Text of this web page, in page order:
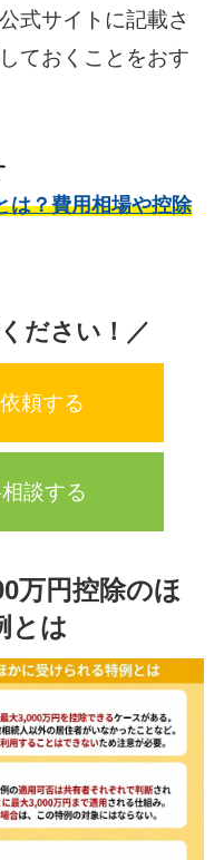
式サイトに記載さ
ておくことをおす
は？費用相場や控除
ださい！／
頼する
談する
万円控除のほ
とは